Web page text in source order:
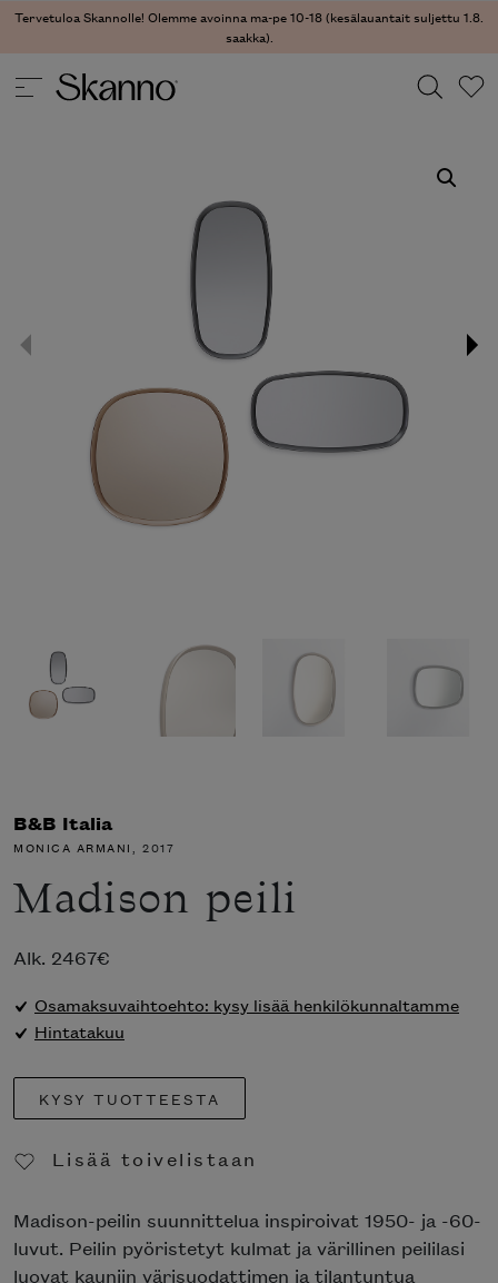
Tervetuloa Skannolle! Olemme avoinna ma-pe 10-18 (kesälauantait suljettu 1.8.
saakka).
Type 2 or more characters for results.
B&B Italia
MONICA ARMANI, 2017
Madison peili
Alk. 2467€
Osamaksuvaihtoehto: kysy lisää henkilökunnaltamme
Hintatakuu
KYSY TUOTTEESTA
Lisää toivelistaan
Madison-peilin suunnittelua inspiroivat 1950- ja -60-
luvut. Peilin pyöristetyt kulmat ja värillinen peililasi
luovat kauniin värisuodattimen ja tilantuntua